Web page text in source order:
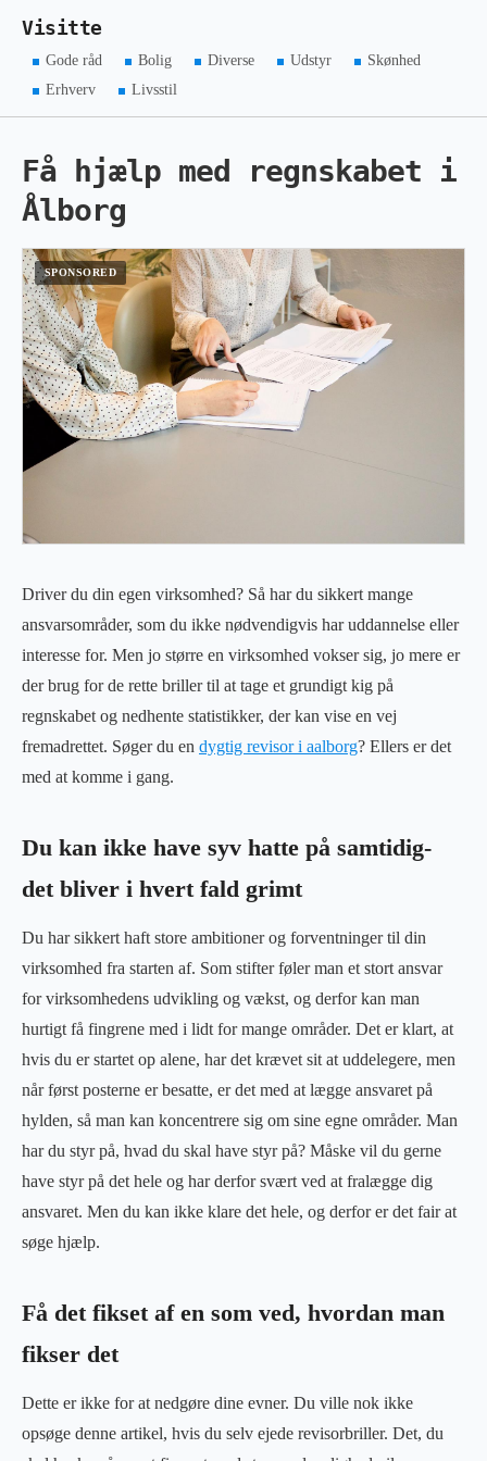
Visitte
Gode råd Bolig Diverse Udstyr
Skønhed
Erhverv
Livsstil
Få hjælp med regnskabet i
Ålborg
Driver du din egen virksomhed? Så har du sikkert mange
ansvarsområder, som du ikke nødvendigvis har uddannelse eller
interesse for. Men jo større en virksomhed vokser sig, jo mere er
der brug for de rette briller til at tage et grundigt kig på
regnskabet og nedhente statistikker, der kan vise en vej
fremadrettet. Søger du en dygtig revisor i aalborg? Ellers er det
med at komme i gang.
Du kan ikke have syv hatte på samtidig-
det bliver i hvert fald grimt
Du har sikkert haft store ambitioner og forventninger til din
virksomhed fra starten af. Som stifter føler man et stort ansvar
for virksomhedens udvikling og vækst, og derfor kan man
hurtigt få fingrene med i lidt for mange områder. Det er klart, at
hvis du er startet op alene, har det krævet sit at uddelegere, men
når først posterne er besatte, er det med at lægge ansvaret på
hylden, så man kan koncentrere sig om sine egne områder. Man
har du styr på, hvad du skal have styr på? Måske vil du gerne
have styr på det hele og har derfor svært ved at fralægge dig
ansvaret. Men du kan ikke klare det hele, og derfor er det fair at
søge hjælp.
Få det fikset af en som ved, hvordan man
fikser det
Dette er ikke for at nedgøre dine evner. Du ville nok ikke
opsøge denne artikel, hvis du selv ejede revisorbriller. Det, du